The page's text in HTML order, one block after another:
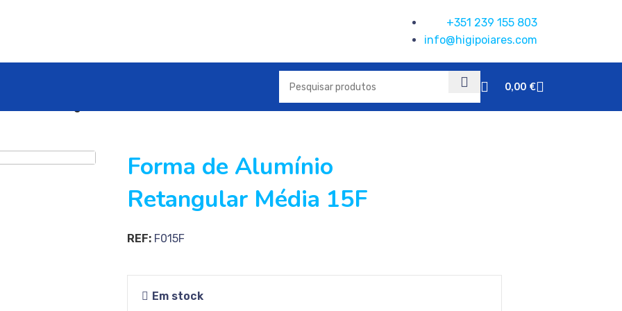
+351 239 155 803
info@higipoiares.com
0,00 €
Forma de Alumínio
Retangular Média 15F
REF: F015F
Em stock